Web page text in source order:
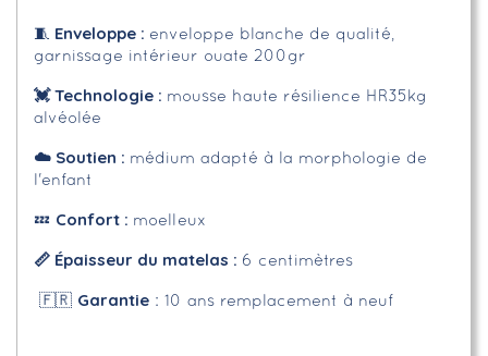
🧵 Enveloppe : enveloppe blanche de qualité,
garnissage intérieur ouate 200gr
💓 Technologie : mousse haute résilience HR35kg
alvéolée
☁️ Soutien : médium adapté à la morphologie de
l'enfant
💤 Confort : moelleux
📏 Épaisseur du matelas : 6 centimètres
🇫🇷 Garantie : 10 ans remplacement à neuf